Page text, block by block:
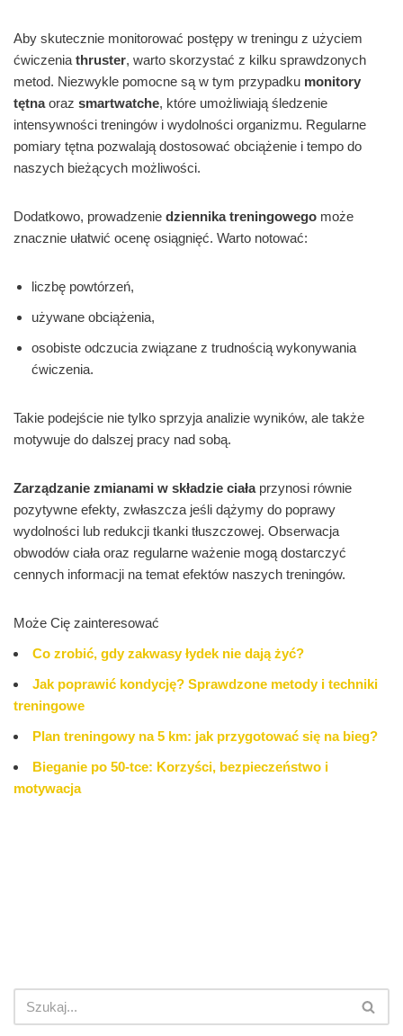
Aby skutecznie monitorować postępy w treningu z użyciem
ćwiczenia thruster, warto skorzystać z kilku sprawdzonych
metod. Niezwykle pomocne są w tym przypadku monitory
tętnaoraz smartwatche, które umożliwiają śledzenie
intensywności treningów i wydolności organizmu. Regularne
pomiary tętna pozwalają dostosować obciążenie i tempo do
naszych bieżących możliwości.
Dodatkowo, prowadzenie dziennika treningowego może
znacznie ułatwić ocenę osiągnięć. Warto notować:
liczbę powtórzeń,
używane obciążenia,
osobiste odczucia związane z trudnością wykonywania
ćwiczenia.
Takie podejście nie tylko sprzyja analizie wyników, ale także
motywuje do dalszej pracy nad sobą.
Zarządzanie zmianami w składzie ciałaprzynosi równie
pozytywne efekty, zwłaszcza jeśli dążymy do poprawy
wydolności lub redukcji tkanki tłuszczowej. Obserwacja
obwodów ciała oraz regularne ważenie mogą dostarczyć
cennych informacji na temat efektów naszych treningów.
Może Cię zainteresować
Co zrobić, gdy zakwasy łydek nie dają żyć?
Jak poprawić kondycję? Sprawdzone metody i techniki
treningowe
Plan treningowy na 5 km: jak przygotować się na bieg?
Bieganie po 50-tce: Korzyści, bezpieczeństwo i
motywacja